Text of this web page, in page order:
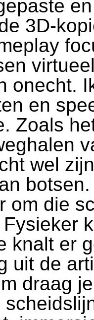
en
3D-
onecht.
en
Zoals
wel
om die
knalt er
uit de
draag